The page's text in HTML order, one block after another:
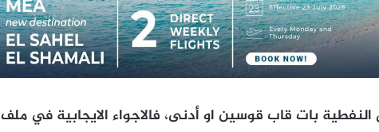
بات قاب قوسين او أدنى، فالاجواء الايجابية في ملف